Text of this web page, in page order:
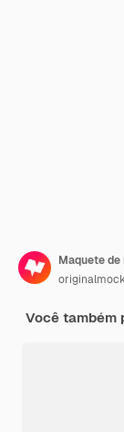
Maquete
Você também